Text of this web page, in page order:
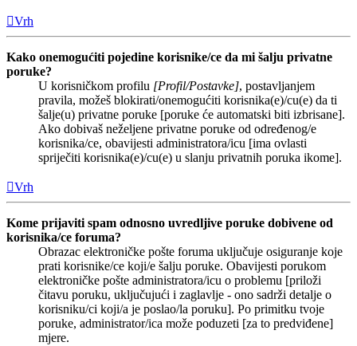
Vrh
Kako onemogućiti pojedine korisnike/ce da mi šalju privatne
poruke?
U korisničkom profilu [Profil/Postavke], postavljanjem
pravila, možeš blokirati/onemogućiti korisnika(e)/cu(e) da ti
šalje(u) privatne poruke [poruke će automatski biti izbrisane].
Ako dobivaš neželjene privatne poruke od određenog/e
korisnika/ce, obavijesti administratora/icu [ima ovlasti
spriječiti korisnika(e)/cu(e) u slanju privatnih poruka ikome].
Vrh
Kome prijaviti spam odnosno uvredljive poruke dobivene od
korisnika/ce foruma?
Obrazac elektroničke pošte foruma uključuje osiguranje koje
prati korisnike/ce koji/e šalju poruke. Obavijesti porukom
elektroničke pošte administratora/icu o problemu [priloži
čitavu poruku, uključujući i zaglavlje - ono sadrži detalje o
korisniku/ci koji/a je poslao/la poruku]. Po primitku tvoje
poruke, administrator/ica može poduzeti [za to predviđene]
mjere.